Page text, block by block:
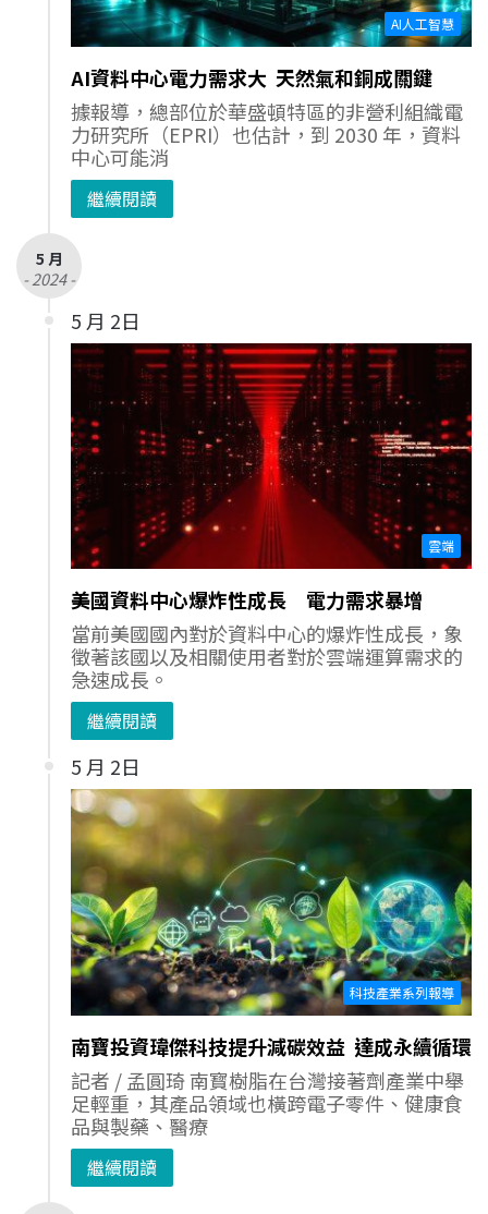
AI人工智慧
AI資料中心電力需求大 天然氣和銅成關鍵
據報導，總部位於華盛頓特區的非營利組織電
力研究所（EPRI）也估計，到 2030 年，資料
中心可能消
繼續閱讀
5 月
- 2024 -
5 月 2日
雲端
美國資料中心爆炸性成長 電力需求暴增
當前美國國內對於資料中心的爆炸性成長，象
徵著該國以及相關使用者對於雲端運算需求的
急速成長。
繼續閱讀
5 月 2日
科技產業系列報導
南寶投資瑋傑科技提升減碳效益 達成永續循環
記者 / 孟圓琦 南寳樹脂在台灣接著劑產業中舉
足輕重，其產品領域也橫跨電子零件、健康食
品與製藥、醫療
繼續閱讀